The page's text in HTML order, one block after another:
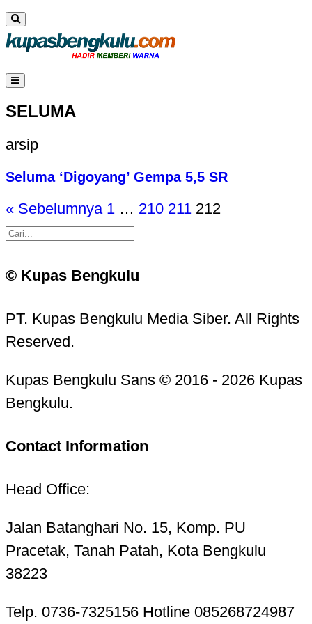
SELUMA
arsip
Seluma ‘Digoyang’ Gempa 5,5 SR
« Sebelumnya 1 … 210 211 212
© Kupas Bengkulu
PT. Kupas Bengkulu Media Siber. All Rights
Reserved.
Kupas Bengkulu Sans © 2016 - 2026 Kupas
Bengkulu.
Contact Information
Head Office:
Jalan Batanghari No. 15, Komp. PU
Pracetak, Tanah Patah, Kota Bengkulu
38223
Telp. 0736-7325156 Hotline 085268724987